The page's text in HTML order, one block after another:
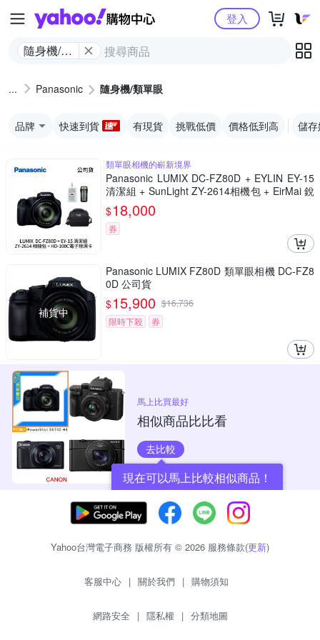
Yahoo購物中心
隨身機/類
登入
Panasonic 隨身機/類單眼
品牌 快速到貨 有現貨 挑戰低價 價格低到高 儲
類單眼相機的嶄新境界
Panasonic LUMIX DC-FZ80D + EYLIN EY-15
清潔組 + SunLight ZY-2614相機包 + EirMai 銳
瑪 HD-100C電子除濕卡 FZ80D (公司貨)
$18,000
券
補貨中
Panasonic LUMIX FZ80D 類單眼相機 DC-FZ8
0D 公司貨
$15,900 $16,736
限時下殺
券
馬上比買最好
相似商品比比看
去比較
現在可以馬上比較相似商品！
Yahoo台灣電子商務 版權所有 © 2026 服務條款(更新)
客服中心 | 關於我們 | 購物須知
網路安全 | 隱私權 | 分類地圖